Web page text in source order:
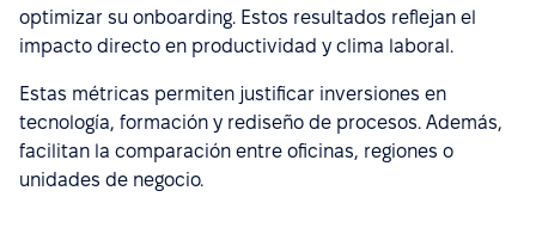
optimizar su onboarding. Estos resultados reflejan el
impacto directo en productividad y clima laboral.
Estas métricas permiten justificar inversiones en
tecnología, formación y rediseño de procesos. Además,
facilitan la comparación entre oficinas, regiones o
unidades de negocio.